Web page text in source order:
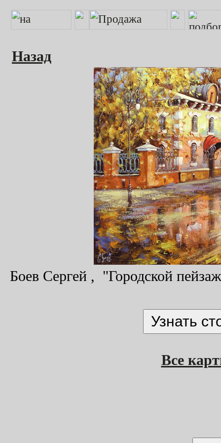
Назад
Боев Сергей , "Городской
Все